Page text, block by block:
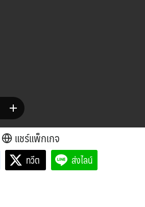
แชร์แพ็กเกจ
ทวีต ส่งไลน์